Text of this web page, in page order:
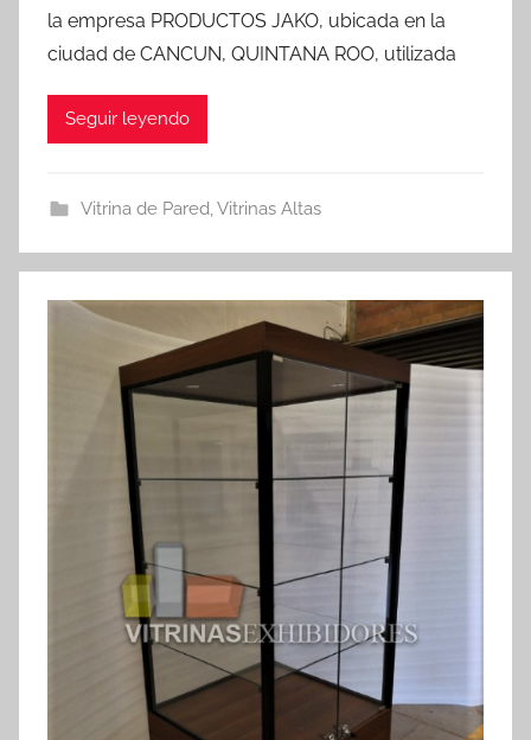
la empresa PRODUCTOS JAKO, ubicada en la
ciudad de CANCUN, QUINTANA ROO, utilizada
Seguir leyendo
Vitrina de Pared,Vitrinas Altas